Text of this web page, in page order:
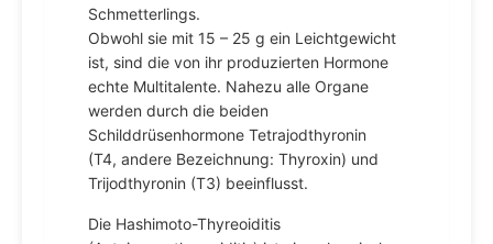
Schmetterlings.
Obwohl sie mit 15 – 25 g ein Leichtgewicht
ist, sind die von ihr produzierten Hormone
echte Multitalente. Nahezu alle Organe
werden durch die beiden
Schilddrüsenhormone Tetrajodthyronin
(T4, andere Bezeichnung: Thyroxin) und
Trijodthyronin (T3) beeinflusst.
Die Hashimoto-Thyreoiditis